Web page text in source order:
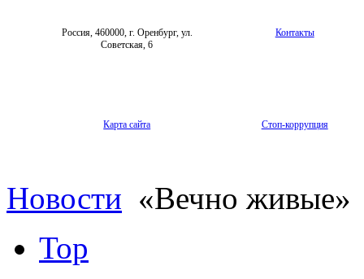
Россия, 460000, г. Оренбург, ул.
Советская, 6
Контакты
Карта сайта Стоп-коррупция
Новости «Вечно живые»
Top